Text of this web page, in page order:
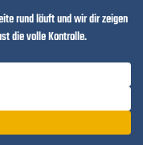
Grimma
·Datenschutz·AGB